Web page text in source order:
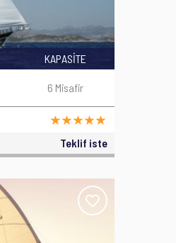
KAPASİTE
6 Misafir
Teklif iste